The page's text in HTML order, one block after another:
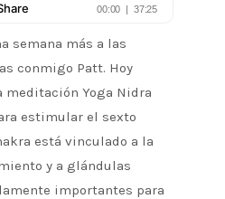
semana más a las
conmigo Patt. Hoy
meditación Yoga Nidra
estimular el sexto
está vinculado a la
y a glándulas
importantes para